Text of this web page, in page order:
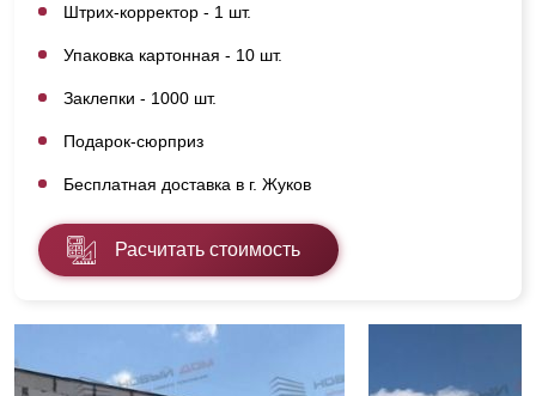
Штрих-корректор - 1 шт.
Упаковка картонная - 10 шт.
Заклепки - 1000 шт.
Подарок-сюрприз
Бесплатная доставка в г. Жуков
Расчитать стоимость